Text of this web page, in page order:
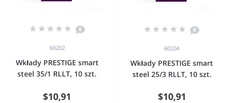
0
60202
Wkłady PRESTIGE smart
steel 35/1 RLLT, 10 szt.
$10,91
0
60204
Wkłady PRESTIGE smart
steel 25/3 RLLT, 10 szt.
$10,91